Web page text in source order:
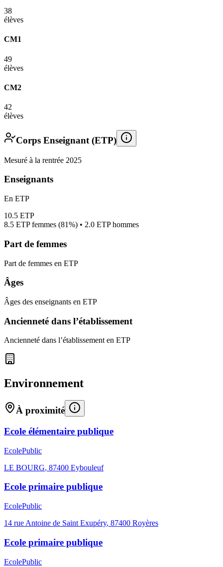
38
élèves
CM1
49
élèves
CM2
42
élèves
Corps Enseignant (ETP)
Mesuré à la rentrée 2025
Enseignants
En ETP
10.5 ETP
8.5 ETP femmes (81%) • 2.0 ETP hommes
Part de femmes
Part de femmes en ETP
Âges
Âges des enseignants en ETP
Ancienneté dans l’établissement
Ancienneté dans l’établissement en ETP
Environnement
À proximité
Ecole élémentaire publique
EcolePublic
LE BOURG, 87400 Eybouleuf
Ecole primaire publique
EcolePublic
14 rue Antoine de Saint Exupéry, 87400 Royères
Ecole primaire publique
EcolePublic